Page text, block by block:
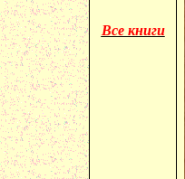
Все книги